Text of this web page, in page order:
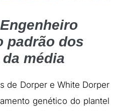
padrão dos
média
de Dorper e White Dorper
genético do plantel